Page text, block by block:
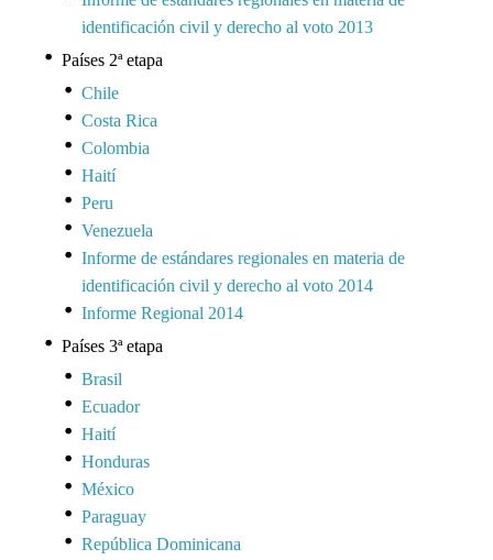
identificación civil y derecho al voto 2013
Países 2ª etapa
Chile
Costa Rica
Colombia
Haití
Peru
Venezuela
Informe de estándares regionales en materia de
identificación civil y derecho al voto 2014
Informe Regional 2014
Países 3ª etapa
Brasil
Ecuador
Haití
Honduras
México
Paraguay
República Dominicana